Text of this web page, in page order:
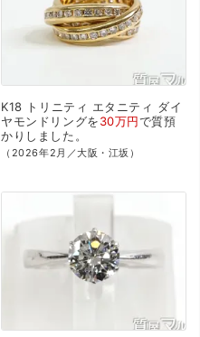
K18 トリニティ エタニティ ダイ
ヤモンドリングを30万円で質預
かり しました。
（2026年2月／大阪・江坂）